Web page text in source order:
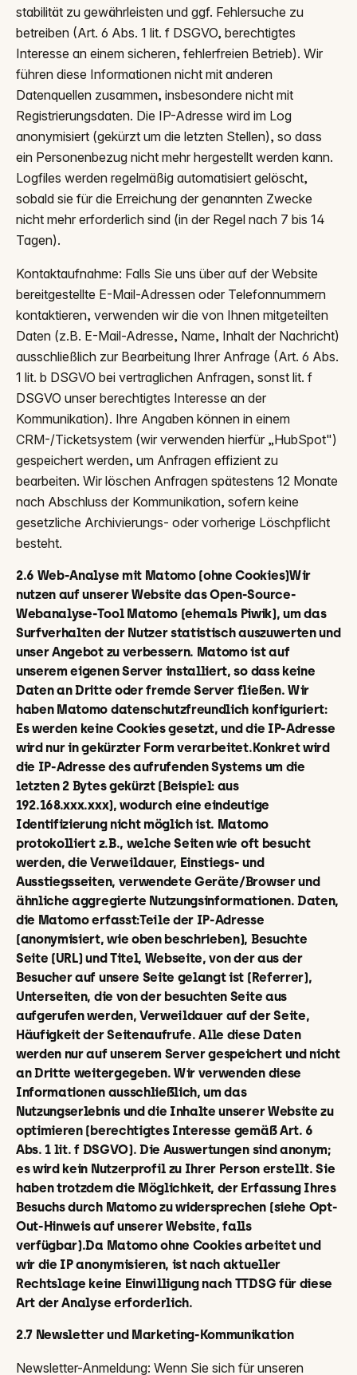
stabilität zu gewährleisten und ggf. Fehlersuche zu
betreiben (Art. 6 Abs. 1 lit. f DSGVO, berechtigtes
Interesse an einem sicheren, fehlerfreien Betrieb). Wir
führen diese Informationen nicht mit anderen
Datenquellen zusammen, insbesondere nicht mit
Registrierungsdaten. Die IP-Adresse wird im Log
anonymisiert (gekürzt um die letzten Stellen), so dass
ein Personenbezug nicht mehr hergestellt werden kann.
Logfiles werden regelmäßig automatisiert gelöscht,
sobald sie für die Erreichung der genannten Zwecke
nicht mehr erforderlich sind (in der Regel nach 7 bis 14
Tagen).
Kontaktaufnahme: Falls Sie uns über auf der Website
bereitgestellte E-Mail-Adressen oder Telefonnummern
kontaktieren, verwenden wir die von Ihnen mitgeteilten
Daten (z.B. E-Mail-Adresse, Name, Inhalt der Nachricht)
ausschließlich zur Bearbeitung Ihrer Anfrage (Art. 6 Abs.
1 lit. b DSGVO bei vertraglichen Anfragen, sonst lit. f
DSGVO unser berechtigtes Interesse an der
Kommunikation). Ihre Angaben können in einem
CRM-/Ticketsystem (wir verwenden hierfür „HubSpot")
gespeichert werden, um Anfragen effizient zu
bearbeiten. Wir löschen Anfragen spätestens 12 Monate
nach Abschluss der Kommunikation, sofern keine
gesetzliche Archivierungs- oder vorherige Löschpflicht
besteht.
2.6 Web-Analyse mit Matomo (ohne Cookies)Wir
nutzen auf unserer Website das Open-Source-
Webanalyse-Tool Matomo (ehemals Piwik), um das
Surfverhalten der Nutzer statistisch auszuwerten und
unser Angebot zu verbessern. Matomo ist auf
unserem eigenen Server installiert, so dass keine
Daten an Dritte oder fremde Server fließen. Wir
haben Matomo datenschutzfreundlich konfiguriert:
Es werden keine Cookies gesetzt, und die IP-Adresse
wird nur in gekürzter Form verarbeitet.Konkret wird
die IP-Adresse des aufrufenden Systems um die
letzten 2 Bytes gekürzt (Beispiel: aus
192.168.xxx.xxx), wodurch eine eindeutige
Identifizierung nicht möglich ist. Matomo
protokolliert z.B., welche Seiten wie oft besucht
werden, die Verweildauer, Einstiegs- und
Ausstiegsseiten, verwendete Geräte/Browser und
ähnliche aggregierte Nutzungsinformationen. Daten,
die Matomo erfasst:Teile der IP-Adresse
(anonymisiert, wie oben beschrieben), Besuchte
Seite (URL) und Titel, Webseite, von der aus der
Besucher auf unsere Seite gelangt ist (Referrer),
Unterseiten, die von der besuchten Seite aus
aufgerufen werden, Verweildauer auf der Seite,
Häufigkeit der Seitenaufrufe. Alle diese Daten
werden nur auf unserem Server gespeichert und nicht
an Dritte weitergegeben. Wir verwenden diese
Informationen ausschließlich, um das
Nutzungserlebnis und die Inhalte unserer Website zu
optimieren (berechtigtes Interesse gemäß Art. 6
Abs. 1 lit. f DSGVO). Die Auswertungen sind anonym;
es wird kein Nutzerprofil zu Ihrer Person erstellt. Sie
haben trotzdem die Möglichkeit, der Erfassung Ihres
Besuchs durch Matomo zu widersprechen (siehe Opt-
Out-Hinweis auf unserer Website, falls
verfügbar).Da Matomo ohne Cookies arbeitet und
wir die IP anonymisieren, ist nach aktueller
Rechtslage keine Einwilligung nach TTDSG für diese
Art der Analyse erforderlich.
2.7 Newsletter und Marketing-Kommunikation
Newsletter-Anmeldung: Wenn Sie sich für unseren